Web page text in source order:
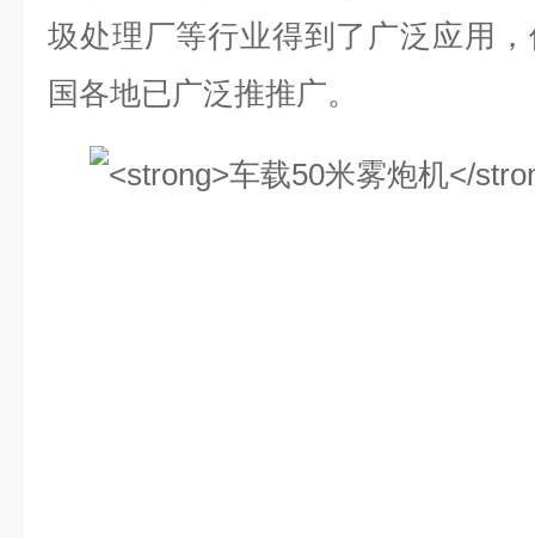
圾处理厂等行业得到了广泛应用
国各地已广泛推推广。